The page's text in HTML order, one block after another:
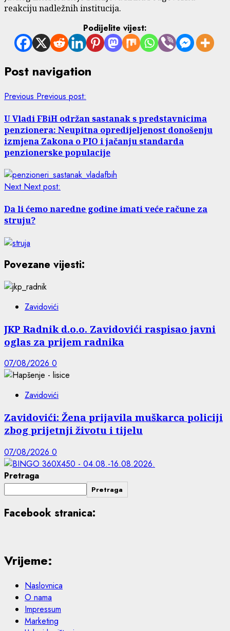
reakciju nadležnih institucija.
Podijelite vijest:
Post navigation
Previous Previous post:
U Vladi FBiH održan sastanak s predstavnicima
penzionera: Neupitna opredijeljenost donošenju
izmjena Zakona o PIO i jačanju standarda
penzionerske populacije
Next Next post:
Da li ćemo naredne godine imati veće račune za
struju?
Povezane vijesti:
Zavidovići
JKP Radnik d.o.o. Zavidovići raspisao javni
oglas za prijem radnika
07/08/2026 0
Zavidovići
Zavidovići: Žena prijavila muškarca policiji
zbog prijetnji životu i tijelu
07/08/2026 0
Pretraga
Pretraga
Facebook stranica:
Vrijeme:
Naslovnica
O nama
Impressum
Marketing